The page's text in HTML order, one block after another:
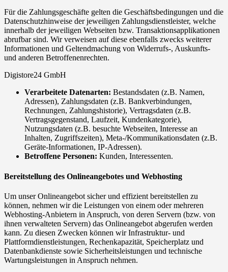
Für die Zahlungsgeschäfte gelten die Geschäftsbedingungen und die
Datenschutzhinweise der jeweiligen Zahlungsdienstleister, welche
innerhalb der jeweiligen Webseiten bzw. Transaktionsapplikationen
abrufbar sind. Wir verweisen auf diese ebenfalls zwecks weiterer
Informationen und Geltendmachung von Widerrufs-, Auskunfts-
und anderen Betroffenenrechten.
Digistore24 GmbH
Verarbeitete Datenarten: Bestandsdaten (z.B. Namen,
Adressen), Zahlungsdaten (z.B. Bankverbindungen,
Rechnungen, Zahlungshistorie), Vertragsdaten (z.B.
Vertragsgegenstand, Laufzeit, Kundenkategorie),
Nutzungsdaten (z.B. besuchte Webseiten, Interesse an
Inhalten, Zugriffszeiten), Meta-/Kommunikationsdaten (z.B.
Geräte-Informationen, IP-Adressen).
Betroffene Personen: Kunden, Interessenten.
Bereitstellung des Onlineangebotes und Webhosting
Um unser Onlineangebot sicher und effizient bereitstellen zu
können, nehmen wir die Leistungen von einem oder mehreren
Webhosting-Anbietern in Anspruch, von deren Servern (bzw. von
ihnen verwalteten Servern) das Onlineangebot abgerufen werden
kann. Zu diesen Zwecken können wir Infrastruktur- und
Plattformdienstleistungen, Rechenkapazität, Speicherplatz und
Datenbankdienste sowie Sicherheitsleistungen und technische
Wartungsleistungen in Anspruch nehmen.